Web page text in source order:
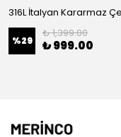
%29
₺ 1,399.00
₺ 999.00